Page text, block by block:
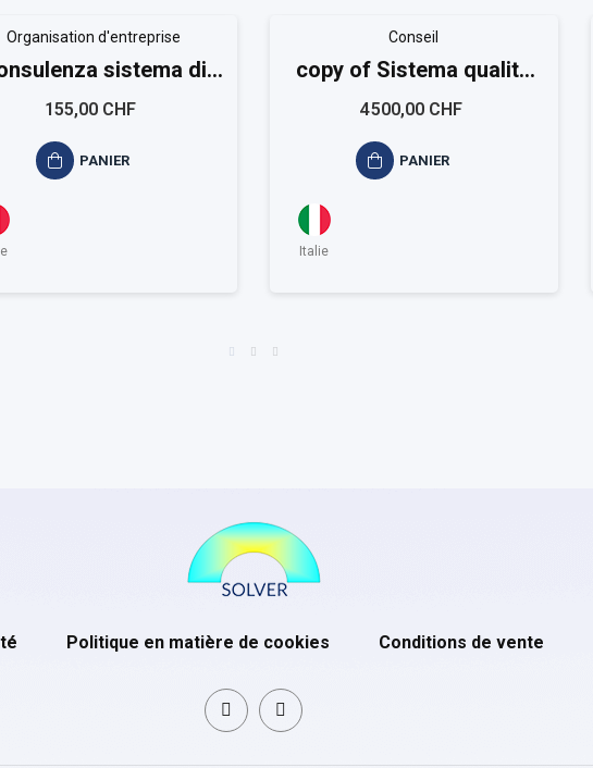
Organisation d'entreprise
sistema di
gestione ISO 15189
155,00 CHF
PANIER
Conseil
copy of Sistema qualità
ISO 9001 Small
4 500,00 CHF
PANIER
Italie
Politique en matière de cookies Conditions de vente